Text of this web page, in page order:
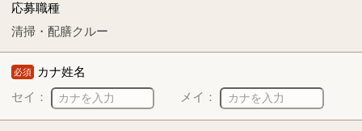
応募職種
清掃・配膳クルー
必須 カナ姓名
セイ：
メイ：